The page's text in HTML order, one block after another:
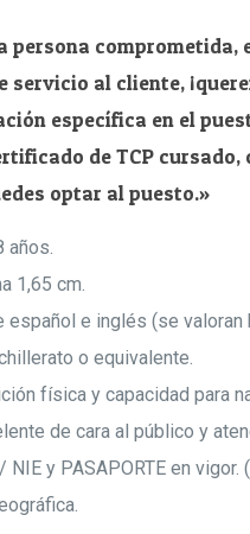
persona
servicio al cliente,
específica en el
de TCP
optar al puesto.»
años.
1,65 cm.
español e inglés (se valoran
o equivalente.
física y capacidad para
de cara al público y
NIE y PASAPORTE en vigor.